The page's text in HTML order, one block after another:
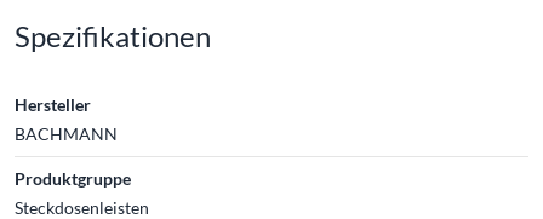
Spezifikationen
Hersteller
BACHMANN
Produktgruppe
Steckdosenleisten